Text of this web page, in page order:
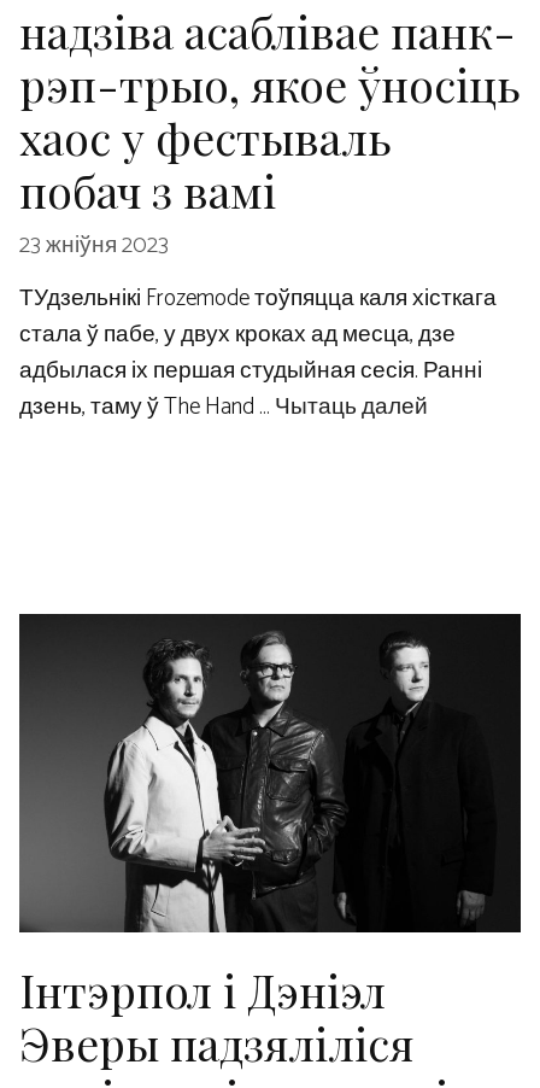
надзіва асаблівае панк-
рэп-трыо, якое ўносіць
хаос у фестываль
побач з вамі
23 жніўня 2023
ТУдзельнікі Frozemode тоўпяцца каля хісткага
стала ў пабе, у двух кроках ад месца, дзе
адбылася іх першая студыйная сесія. Ранні
дзень, таму ў The Hand …Чытаць далей
Інтэрпол і Дэніэл
Эверы падзяліліся